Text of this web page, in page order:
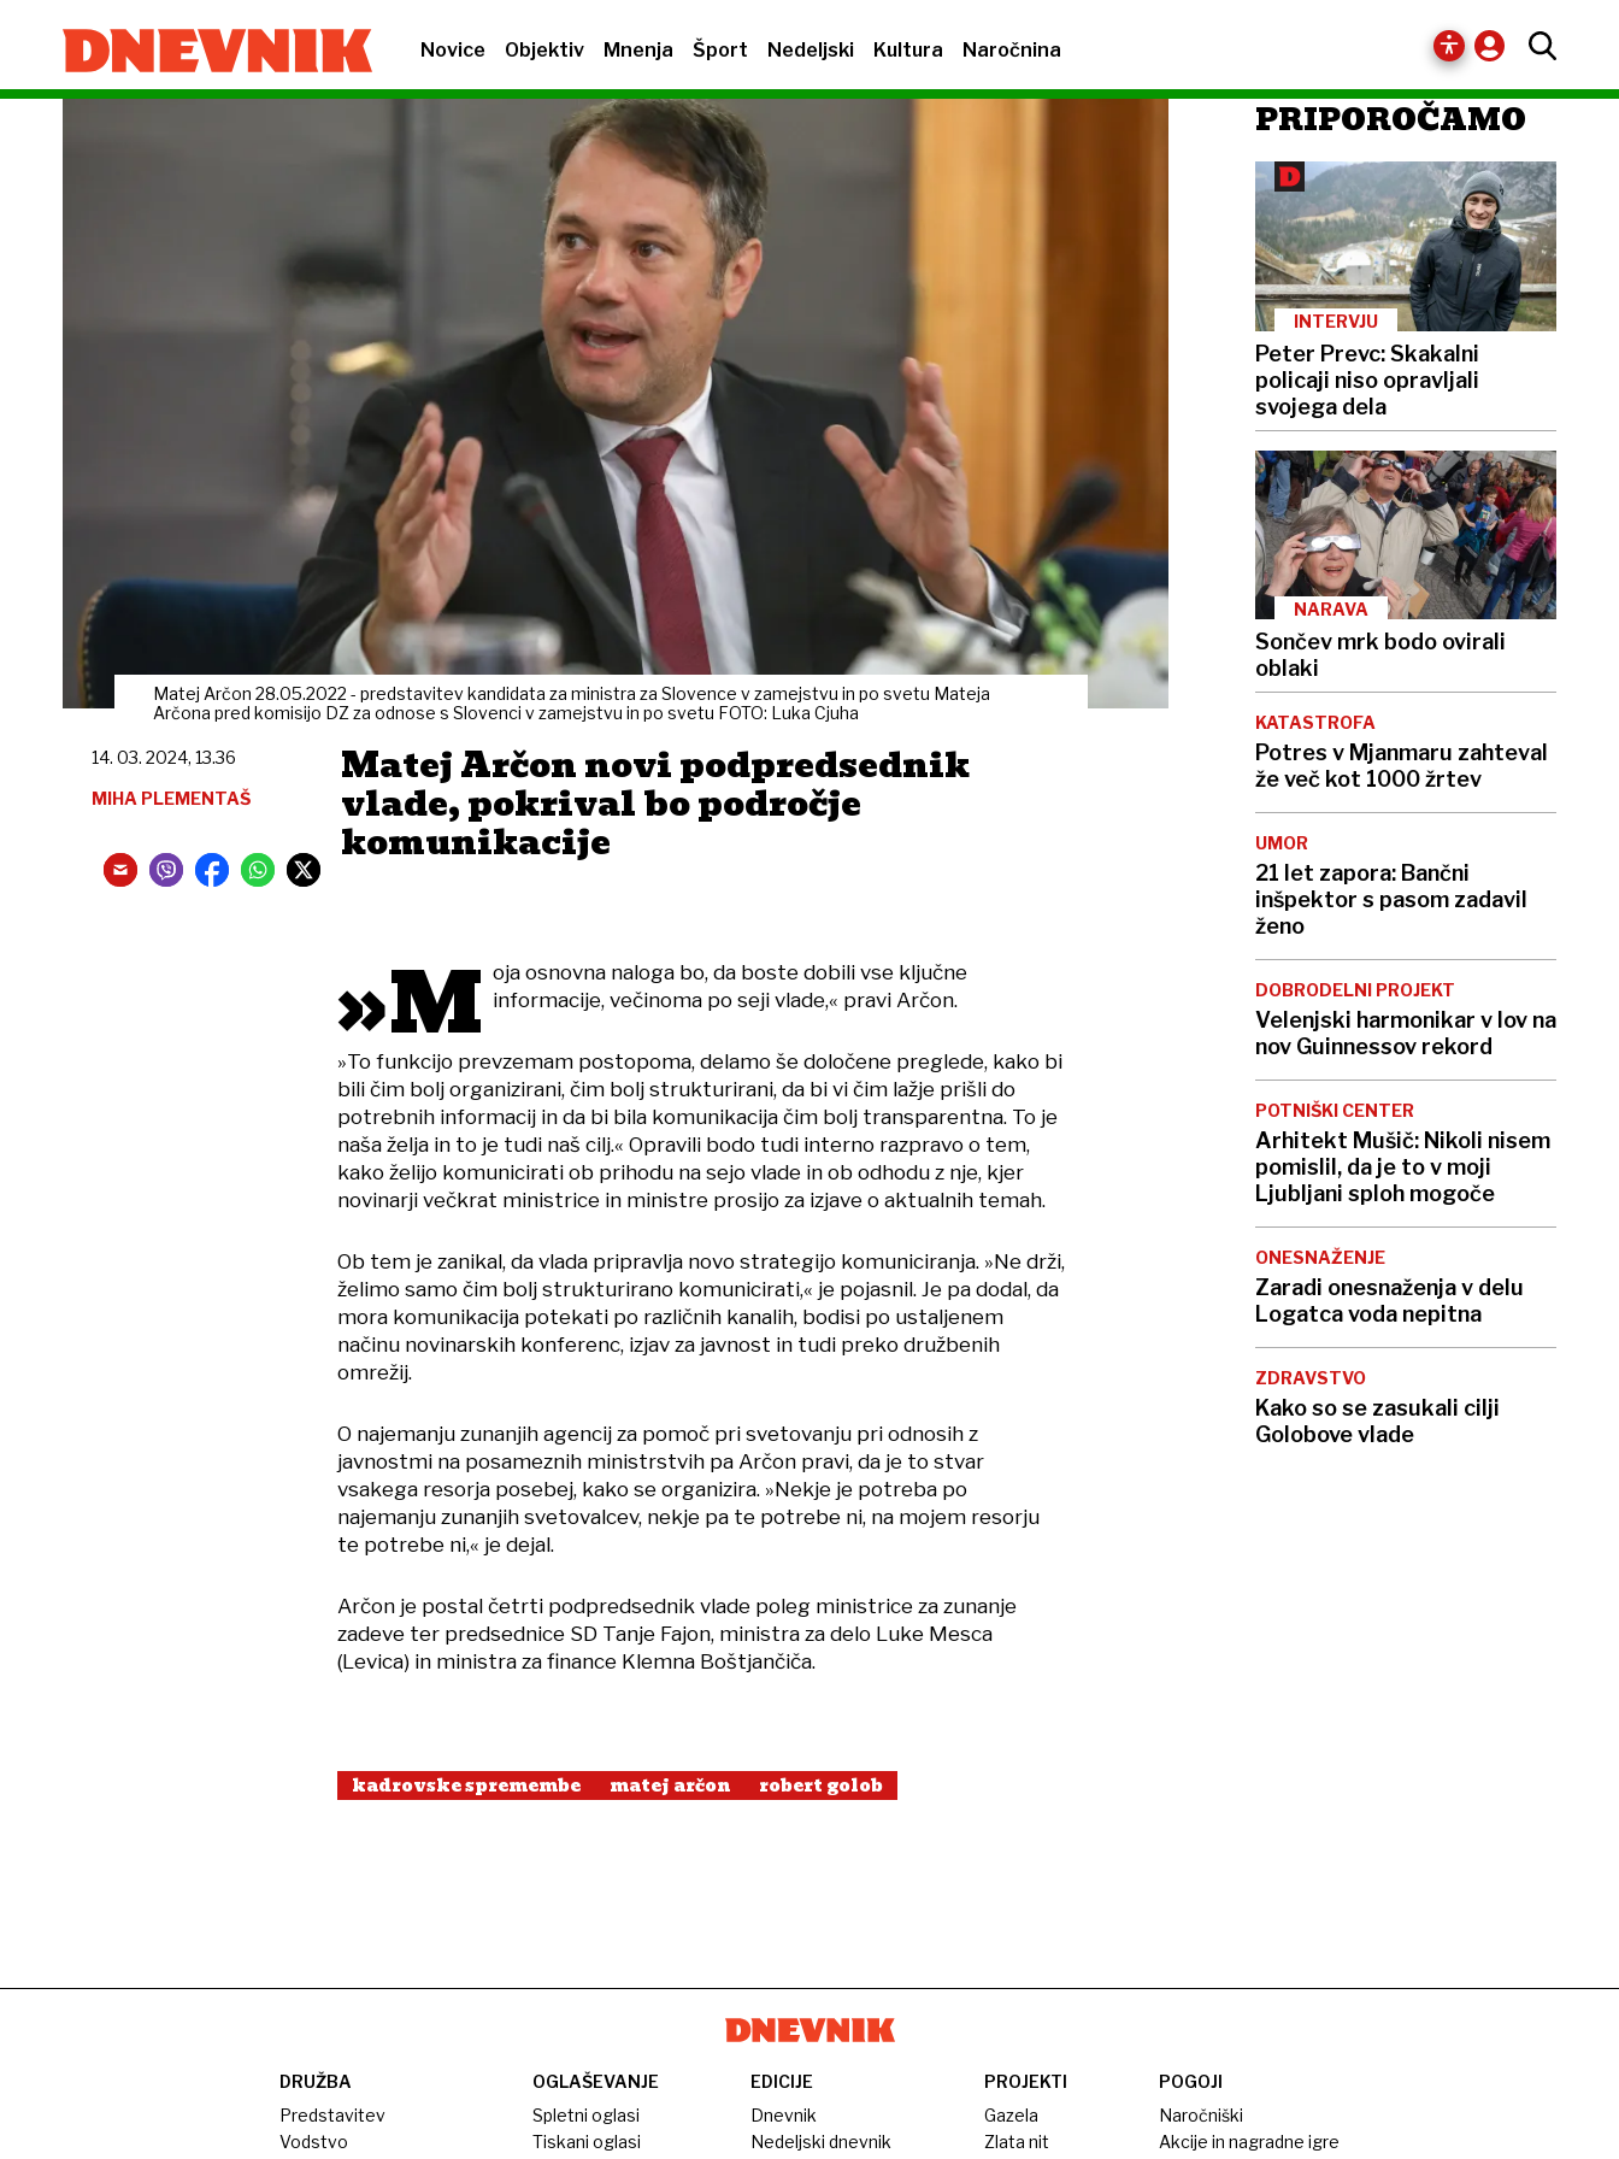
Novice Objektiv Mnenja Šport Nedeljski Kultura Naročnina
Matej Arčon 28.05.2022 - predstavitev kandidata za ministra za Slovence v zamejstvu in po svetu Mateja
Arčona pred komisijo DZ za odnose s Slovenci v zamejstvu in po svetu FOTO: Luka Cjuha
Matej Arčon novi podpredsednik
vlade, pokrival bo področje
komunikacije
14. 03. 2024, 13.36
MIHA PLEMENTAŠ
»M oja osnovna naloga bo, da boste dobili vse ključne
informacije, večinoma po seji vlade,« pravi Arčon.
»To funkcijo prevzemam postopoma, delamo še določene preglede, kako bi
bili čim bolj organizirani, čim bolj strukturirani, da bi vi čim lažje prišli do
potrebnih informacij in da bi bila komunikacija čim bolj transparentna. To je
naša želja in to je tudi naš cilj.« Opravili bodo tudi interno razpravo o tem,
kako želijo komunicirati ob prihodu na sejo vlade in ob odhodu z nje, kjer
novinarji večkrat ministrice in ministre prosijo za izjave o aktualnih temah.
Ob tem je zanikal, da vlada pripravlja novo strategijo komuniciranja. »Ne drži,
želimo samo čim bolj strukturirano komunicirati,« je pojasnil. Je pa dodal, da
mora komunikacija potekati po različnih kanalih, bodisi po ustaljenem
načinu novinarskih konferenc, izjav za javnost in tudi preko družbenih
omrežij.
O najemanju zunanjih agencij za pomoč pri svetovanju pri odnosih z
javnostmi na posameznih ministrstvih pa Arčon pravi, da je to stvar
vsakega resorja posebej, kako se organizira. »Nekje je potreba po
najemanju zunanjih svetovalcev, nekje pa te potrebe ni, na mojem resorju
te potrebe ni,« je dejal.
Arčon je postal četrti podpredsednik vlade poleg ministrice za zunanje
zadeve ter predsednice SD Tanje Fajon, ministra za delo Luke Mesca
(Levica) in ministra za finance Klemna Boštjančiča.
kadrovske spremembe matej arčon robert golob
PRIPOROČAMO
INTERVJU
Peter Prevc: Skakalni
policaji niso opravljali
svojega dela
NARAVA
Sončev mrk bodo ovirali
oblaki
KATASTROFA
Potres v Mjanmaru zahteval
že več kot 1000 žrtev
UMOR
21 let zapora: Bančni
inšpektor s pasom zadavil
ženo
DOBRODELNI PROJEKT
Velenjski harmonikar v lov na
nov Guinnessov rekord
POTNIŠKI CENTER
Arhitekt Mušič: Nikoli nisem
pomislil, da je to v moji
Ljubljani sploh mogoče
ONESNAŽENJE
Zaradi onesnaženja v delu
Logatca voda nepitna
ZDRAVSTVO
Kako so se zasukali cilji
Golobove vlade
DRUŽBA
Predstavitev
Vodstvo
OGLAŠEVANJE
Spletni oglasi
Tiskani oglasi
EDICIJE
Dnevnik
Nedeljski dnevnik
PROJEKTI
Gazela
Zlata nit
POGOJI
Naročniški
Akcije in nagradne igre